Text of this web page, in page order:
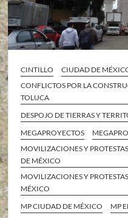
CINTILLO
CIUDAD DE
CONFLICTOS POR LA
TOLUCA
DESPOJO DE TIERRAS Y
MEGAPROYECTOS
MOVILIZACIONES Y
DE MÉXICO
MOVILIZACIONES Y
MÉXICO
MP CIUDAD DE MÉXICO
MP